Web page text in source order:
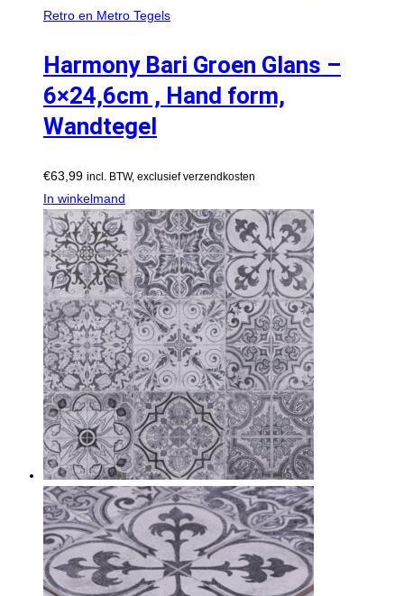
Retro en Metro Tegels
Harmony Bari Groen Glans –
6×24,6cm , Hand form,
Wandtegel
€63,99 incl. BTW, exclusief verzendkosten
In winkelmand